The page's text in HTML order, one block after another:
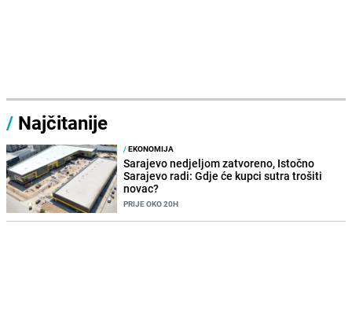
/ Najčitanije
/EKONOMIJA
Sarajevo nedjeljom zatvoreno, Istočno
Sarajevo radi: Gdje će kupci sutra trošiti
novac?
PRIJE OKO 20H